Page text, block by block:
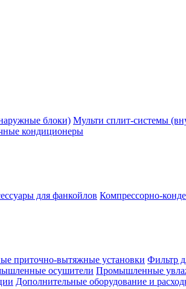
блоки) Мульти сплит-системы
кондиционеры
для фанкойлов Компрессорно-
приточно-вытяжные установки Фильтр
осушители Промышленные
Дополнительные оборудование и